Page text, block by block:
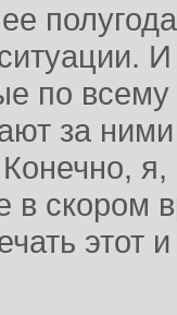
по
за
в скором
этот